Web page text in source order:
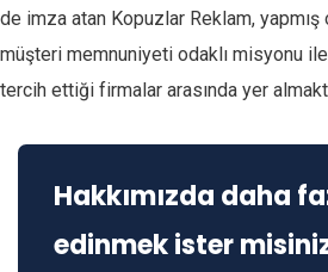
de imza atan Kopuzlar Reklam,
müşteri memnuniyeti odaklı misyonu
tercih ettiği firmalar arasında yer
Hakkımızda daha
edinmek ister